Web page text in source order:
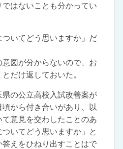
はないことも分かってい
いてどう思いますか」だ
図が分からないので、お
だけ返しておいた。
の公立高校入試改善案が
から付き合いがあり、以
意見を交わしたことのあ
いてどう思いますか」と
えをひねり出すことはで